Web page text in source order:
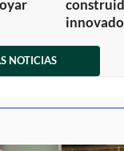
NOTICIAS